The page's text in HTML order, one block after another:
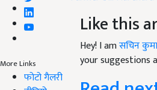
More Links
फोटो गैलरी
Like this
Hey! I amसचिन
your suggestions